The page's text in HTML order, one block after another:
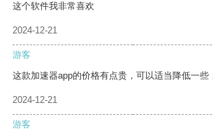
这个软件我非常喜欢
2024-12-21
游客
这款加速器app的价格有点贵，可以适当降低一些
2024-12-21
游客